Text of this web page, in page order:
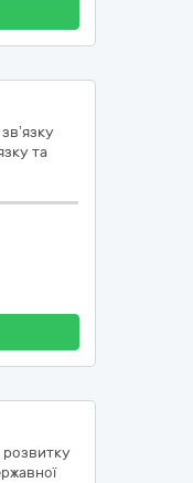
та
розвитку